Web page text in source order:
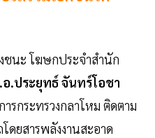
ชนะ โฆษกประจำสำนัก
.ประยุทธ์ จันทร์โอชา
รกระทรวงกลาโหม ติดตาม
ดยสารพลังงานสะอาด